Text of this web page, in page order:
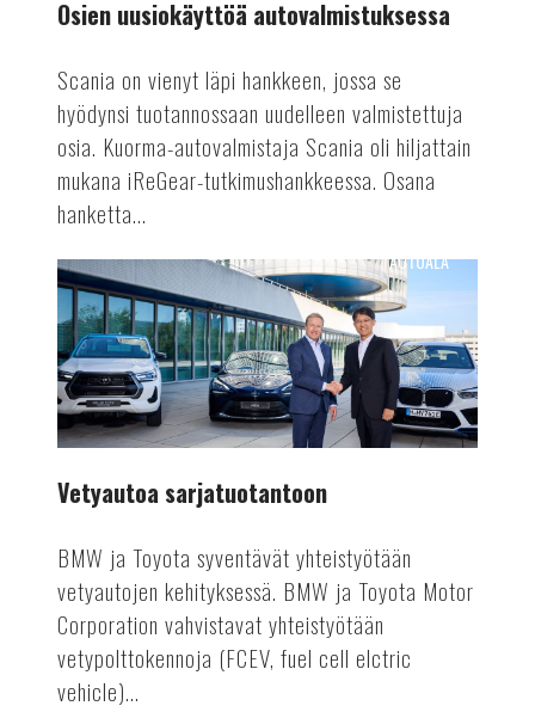
Osien uusiokäyttöä autovalmistuksessa
Scania on vienyt läpi hankkeen, jossa se
hyödynsi tuotannossaan uudelleen valmistettuja
osia. Kuorma-autovalmistaja Scania oli hiljattain
mukana iReGear-tutkimushankkeessa. Osana
hanketta...
Vetyautoa
sarjatuotantoon
AUTOALA
Vetyautoa sarjatuotantoon
BMW ja Toyota syventävät yhteistyötään
vetyautojen kehityksessä. BMW ja Toyota Motor
Corporation vahvistavat yhteistyötään
vetypolttokennoja (FCEV, fuel cell elctric
vehicle)...